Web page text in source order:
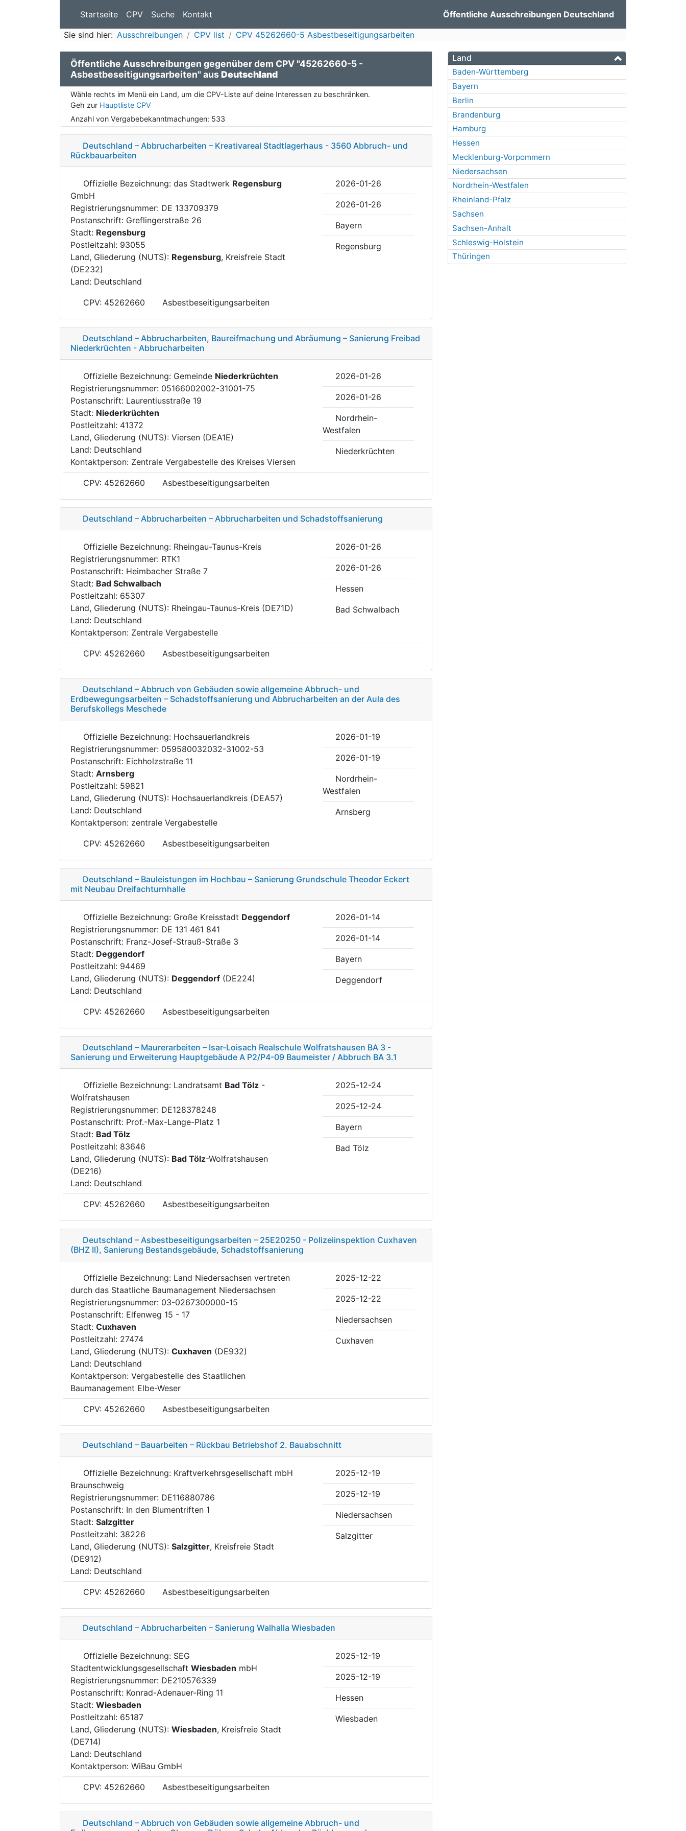
Startseite CPV Suche Kontakt Öffentliche Ausschreibungen Deutschland
Sie sind hier: Ausschreibungen CPV list CPV 45262660-5 Asbestbeseitigungsarbeiten
Land
Baden-Württemberg
Bayern
Berlin
Brandenburg
Hamburg
Hessen
Mecklenburg-Vorpommern
Niedersachsen
Nordrhein-Westfalen
Rheinland-Pfalz
Sachsen
Sachsen-Anhalt
Schleswig-Holstein
Thüringen
Öffentliche Ausschreibungen gegenüber dem CPV "45262660-5 -
Asbestbeseitigungsarbeiten" ausDeutschland
Wähle rechts im Menü ein Land, um die CPV-Liste auf deine Interessen zu beschränken.
Geh zur Hauptliste CPV
Anzahl von Vergabebekanntmachungen: 533
Deutschland – Abbrucharbeiten – Kreativareal Stadtlagerhaus - 3560 Abbruch- und
Rückbauarbeiten
Offizielle Bezeichnung: das Stadtwerk Regensburg
GmbH
Registrierungsnummer: DE 133709379
Postanschrift: Greflingerstraße 26
Stadt: Regensburg
Postleitzahl: 93055
Land, Gliederung (NUTS): Regensburg, Kreisfreie Stadt
(DE232)
Land: Deutschland
2026-01-26
2026-01-26
Bayern
Regensburg
CPV: 45262660 Asbestbeseitigungsarbeiten
Deutschland – Abbrucharbeiten, Baureifmachung und Abräumung – Sanierung Freibad
Niederkrüchten - Abbrucharbeiten
Offizielle Bezeichnung: Gemeinde Niederkrüchten
Registrierungsnummer: 05166002002-31001-75
Postanschrift: Laurentiusstraße 19
Stadt: Niederkrüchten
Postleitzahl: 41372
Land, Gliederung (NUTS): Viersen (DEA1E)
Land: Deutschland
Kontaktperson: Zentrale Vergabestelle des Kreises Viersen
2026-01-26
2026-01-26
Nordrhein-
Westfalen
Niederkrüchten
CPV: 45262660 Asbestbeseitigungsarbeiten
Deutschland – Abbrucharbeiten – Abbrucharbeiten und Schadstoffsanierung
Offizielle Bezeichnung: Rheingau-Taunus-Kreis
Registrierungsnummer: RTK1
Postanschrift: Heimbacher Straße 7
Stadt: Bad Schwalbach
Postleitzahl: 65307
Land, Gliederung (NUTS): Rheingau-Taunus-Kreis (DE71D)
Land: Deutschland
Kontaktperson: Zentrale Vergabestelle
2026-01-26
2026-01-26
Hessen
Bad Schwalbach
CPV: 45262660 Asbestbeseitigungsarbeiten
Deutschland – Abbruch von Gebäuden sowie allgemeine Abbruch- und
Erdbewegungsarbeiten – Schadstoffsanierung und Abbrucharbeiten an der Aula des
Berufskollegs Meschede
Offizielle Bezeichnung: Hochsauerlandkreis
Registrierungsnummer: 059580032032-31002-53
Postanschrift: Eichholzstraße 11
Stadt: Arnsberg
Postleitzahl: 59821
Land, Gliederung (NUTS): Hochsauerlandkreis (DEA57)
Land: Deutschland
Kontaktperson: zentrale Vergabestelle
2026-01-19
2026-01-19
Nordrhein-
Westfalen
Arnsberg
CPV: 45262660 Asbestbeseitigungsarbeiten
Deutschland – Bauleistungen im Hochbau – Sanierung Grundschule Theodor Eckert
mit Neubau Dreifachturnhalle
Offizielle Bezeichnung: Große Kreisstadt Deggendorf
Registrierungsnummer: DE 131 461 841
Postanschrift: Franz-Josef-Strauß-Straße 3
Stadt: Deggendorf
Postleitzahl: 94469
Land, Gliederung (NUTS): Deggendorf (DE224)
Land: Deutschland
2026-01-14
2026-01-14
Bayern
Deggendorf
CPV: 45262660 Asbestbeseitigungsarbeiten
Deutschland – Maurerarbeiten – Isar-Loisach Realschule Wolfratshausen BA 3 -
Sanierung und Erweiterung Hauptgebäude A P2/P4-09 Baumeister / Abbruch BA 3.1
Offizielle Bezeichnung: Landratsamt Bad Tölz -
Wolfratshausen
Registrierungsnummer: DE128378248
Postanschrift: Prof.-Max-Lange-Platz 1
Stadt: Bad Tölz
Postleitzahl: 83646
Land, Gliederung (NUTS): Bad Tölz-Wolfratshausen
(DE216)
Land: Deutschland
2025-12-24
2025-12-24
Bayern
Bad Tölz
CPV: 45262660 Asbestbeseitigungsarbeiten
Deutschland – Asbestbeseitigungsarbeiten – 25E20250 - Polizeiinspektion Cuxhaven
(BHZ II), Sanierung Bestandsgebäude, Schadstoffsanierung
Offizielle Bezeichnung: Land Niedersachsen vertreten
durch das Staatliche Baumanagement Niedersachsen
Registrierungsnummer: 03-0267300000-15
Postanschrift: Elfenweg 15 - 17
Stadt: Cuxhaven
Postleitzahl: 27474
Land, Gliederung (NUTS): Cuxhaven (DE932)
Land: Deutschland
Kontaktperson: Vergabestelle des Staatlichen
Baumanagement Elbe-Weser
2025-12-22
2025-12-22
Niedersachsen
Cuxhaven
CPV: 45262660 Asbestbeseitigungsarbeiten
Deutschland – Bauarbeiten – Rückbau Betriebshof 2. Bauabschnitt
Offizielle Bezeichnung: Kraftverkehrsgesellschaft mbH
Braunschweig
Registrierungsnummer: DE116880786
Postanschrift: In den Blumentriften 1
Stadt: Salzgitter
Postleitzahl: 38226
Land, Gliederung (NUTS): Salzgitter, Kreisfreie Stadt
(DE912)
Land: Deutschland
2025-12-19
2025-12-19
Niedersachsen
Salzgitter
CPV: 45262660 Asbestbeseitigungsarbeiten
Deutschland – Abbrucharbeiten – Sanierung Walhalla Wiesbaden
Offizielle Bezeichnung: SEG
Stadtentwicklungsgesellschaft Wiesbaden mbH
Registrierungsnummer: DE210576339
Postanschrift: Konrad-Adenauer-Ring 11
Stadt: Wiesbaden
Postleitzahl: 65187
Land, Gliederung (NUTS): Wiesbaden, Kreisfreie Stadt
(DE714)
Land: Deutschland
Kontaktperson: WiBau GmbH
2025-12-19
2025-12-19
Hessen
Wiesbaden
CPV: 45262660 Asbestbeseitigungsarbeiten
Deutschland – Abbruch von Gebäuden sowie allgemeine Abbruch- und